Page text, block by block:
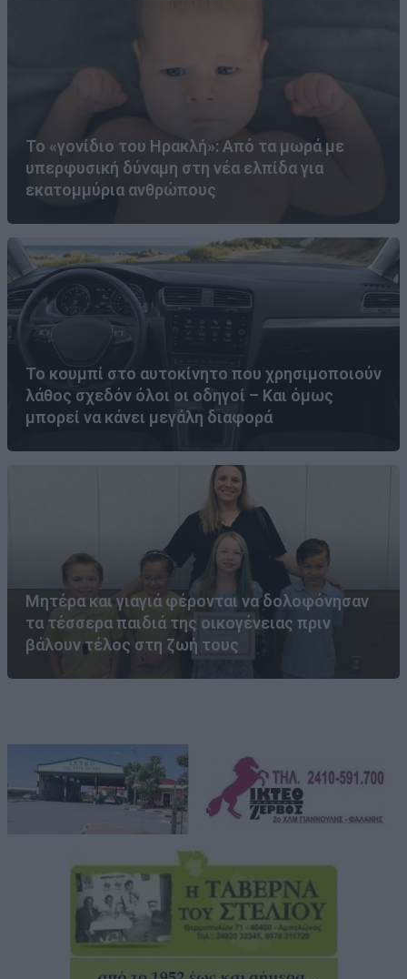
Το «γονίδιο του Ηρακλή»: Από τα μωρά με
υπερφυσική δύναμη στη νέα ελπίδα για
εκατομμύρια ανθρώπους
Το κουμπί στο αυτοκίνητο που χρησιμοποιούν
λάθος σχεδόν όλοι οι οδηγοί – Και όμως
μπορεί να κάνει μεγάλη διαφορά
Μητέρα και γιαγιά φέρονται να δολοφόνησαν
τα τέσσερα παιδιά της οικογένειας πριν
βάλουν τέλος στη ζωή τους